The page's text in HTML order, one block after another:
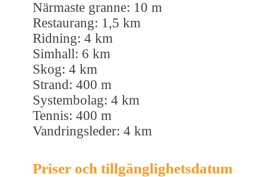
Närmaste granne: 10 m
Restaurang: 1,5 km
Ridning: 4 km
Simhall: 6 km
Skog: 4 km
Strand: 400 m
Systembolag: 4 km
Tennis: 400 m
Vandringsleder: 4 km
Priser och tillgänglighetsdatum